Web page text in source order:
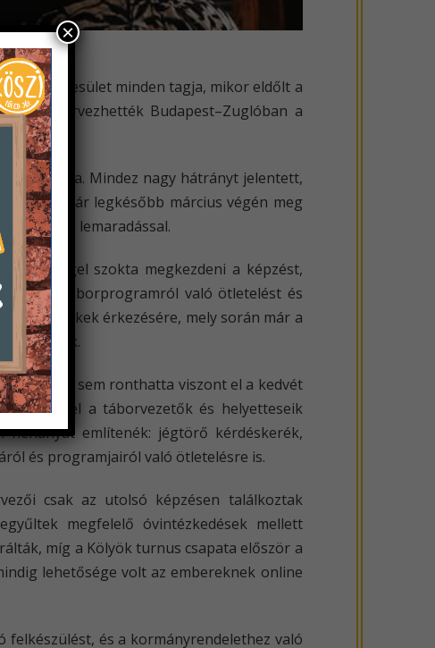
Egyesület minden tagja, mikor eldőlt a
megszervezhették Budapest–Zuglóban a
sorsa. Mindez nagy hátrányt jelentett,
már legkésőbb március végén meg
hónapos lemaradással.
tréninggel szokta megkezdeni a képzést,
a táborprogramról való ötletelést és
a gyerekek érkezésére, mely során már a
szervezők.
Ez sem ronthatta viszont el a kedvét
a táborvezetők és helyetteseik
említenék: jégtörő kérdéskerék,
és programjairól való ötletelésre is.
csak az utolsó képzésen találkoztak
megfelelő óvintézkedések mellett
míg a Kölyök turnus csapata először a
lehetősége volt az embereknek online
és a kormányrendelethez való
×